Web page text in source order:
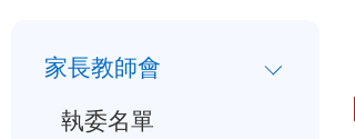
結
小
一家長教師會
執委名單